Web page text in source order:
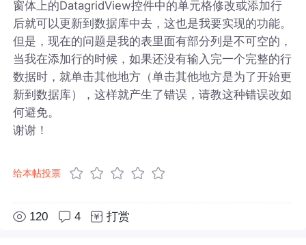
窗体上的DatagridView控件中的单元格修改或添加行
后就可以更新到数据库中去，这也是我要实现的功能。
但是，现在的问题是我的表里面有部分列是不可空的，
当我在添加行的时候，如果还没有输入完一个完整的行
数据时，就单击其他地方（单击其他地方是为了开始更
新到数据库），这样就产生了错误，请教这种错误改如
何避免。
谢谢！
给本帖投票
120 4 打赏